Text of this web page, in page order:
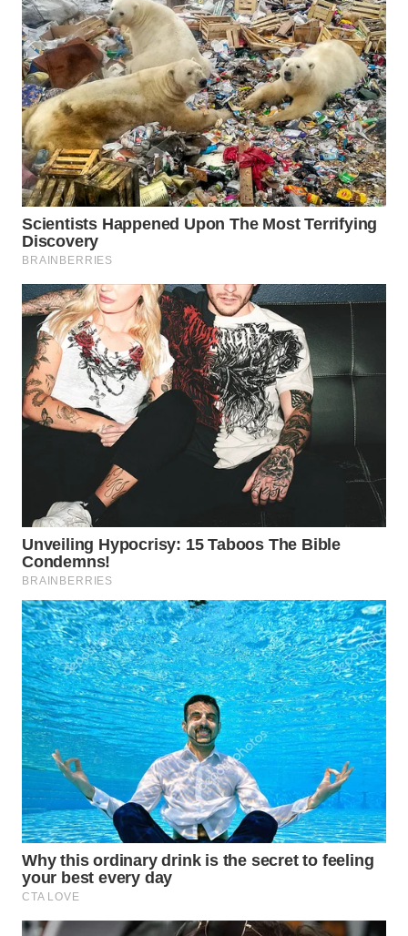
WN
KARAWANG
WN
BEKASI
WN
BOGOR
WN
DEPOK
TAPANULI
UTARA
WN
SAMOSIR
WN
WN
SUMEDANG
WN
CIANJUR
WN
KEPULAUAN
SERIBU
WN
TANGERANG
WN
BINJAI
WN
CIREBON